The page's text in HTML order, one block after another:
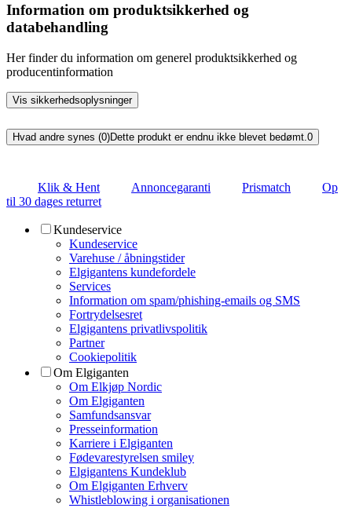
Information om produktsikkerhed og
databehandling
Her finder du information om generel produktsikkerhed og
producentinformation
Vis sikkerhedsoplysninger
Hvad andre synes (0)Dette produkt er endnu ikke blevet bedømt. 0
Klik & Hent Annoncegaranti Prismatch
Op
til 30 dages returret
Kundeservice
Kundeservice
Varehuse / åbningstider
Elgigantens kundefordele
Services
Information om spam/phishing-emails og SMS
Fortrydelsesret
Elgigantens privatlivspolitik
Partner
Cookiepolitik
Om Elgiganten
Om Elkjøp Nordic
Om Elgiganten
Samfundsansvar
Presseinformation
Karriere i Elgiganten
Fødevarestyrelsen smiley
Elgigantens Kundeklub
Om Elgiganten Erhverv
Whistleblowing i organisationen